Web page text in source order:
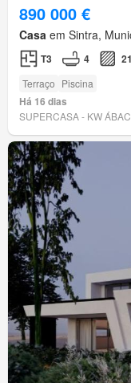
890 000 €
Casa em Sintra,
T3 4
Terraço Piscina
Há 16 dias
SUPERCASA - KW